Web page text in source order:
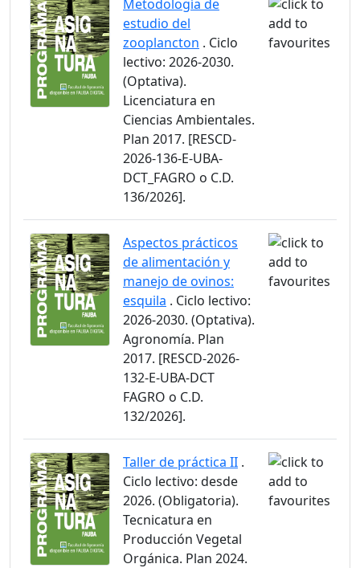
Metodología de
estudio del
zooplancton . Ciclo
lectivo: 2026-2030.
(Optativa).
Licenciatura en
Ciencias Ambientales.
Plan 2017. [RESCD-
2026-136-E-UBA-
DCT_FAGRO o C.D.
136/2026].
Aspectos prácticos
de alimentación y
manejo de ovinos:
esquila . Ciclo lectivo:
2026-2030. (Optativa).
Agronomía. Plan
2017. [RESCD-2026-
132-E-UBA-DCT
FAGRO o C.D.
132/2026].
Taller de práctica II .
Ciclo lectivo: desde
2026. (Obligatoria).
Tecnicatura en
Producción Vegetal
Orgánica. Plan 2024.